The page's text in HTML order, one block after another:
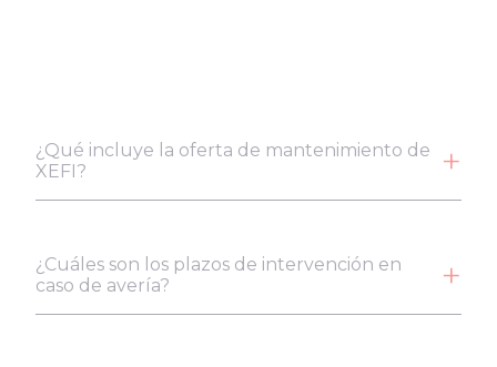
¿Qué incluye la oferta de mantenimiento de
XEFI?
¿Cuáles son los plazos de intervención en
caso de avería?